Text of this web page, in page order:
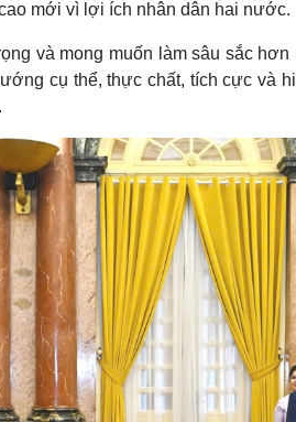
mới vì lợi ích nhân dân hai nước.
và mong muốn làm sâu sắc
cụ thể, thực chất, tích cực và